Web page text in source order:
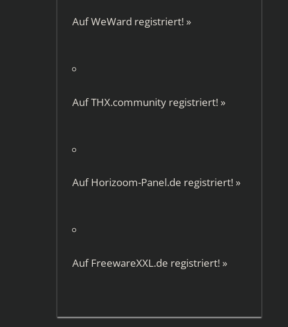
AufWeWard registriert! »
AufTHX.community registriert! »
AufHorizoom-Panel.de registriert! »
AufFreewareXXL.de registriert! »